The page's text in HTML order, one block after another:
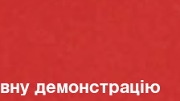
демонстрацію